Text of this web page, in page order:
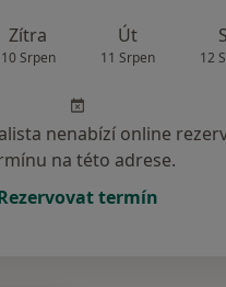
Zítra
10 Srpen
Út
11 Srpen 12
nenabízí online
na této adrese.
termín